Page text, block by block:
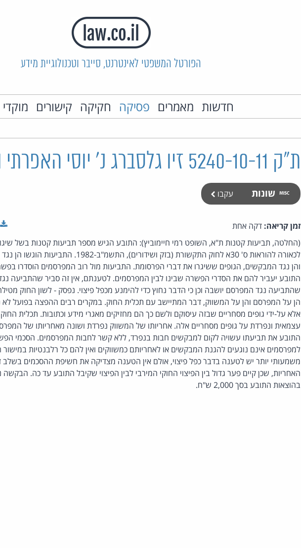
הפורטל המשפטי לאינטרנט, סייבר וטכנולוגיית מידע
חדשות מאמרים פסיקה חקיקה קישורים
ת"ק 5240-10-11 זיו גלסברג נ' יוסי האפרתי ואח'
שונות עקבו
זמן קריאה: דקה אחת
(החלטה, תביעות קטנות ת"א, השופט רמי חיימוביץ): התובע הגיש מספר תביעות קטנות בשל
לכאורה להוראות ס' 30א לחוק התקשורת (בזק ושידורים),
והן נגד המבקשים, הגופים ששיגרו את דברי הפרסומת. התביעות מול רוב המפרסמים הוסדרו
התובע יעביר להם את הסדרי הפשרה שבינו לבין המפרסמים. לטענתם, אין זה סביר שהתביעה
שהתביעה נגד המפרסם יושבה וכן כי הדבר נחוץ כדי להימנע מכפל פיצוי. נפסק - לשון החוק
הן על המפרסם והן על המשווק, דבר המתיישב עם תכלית החוק. במקרים רבים ההפצה בפועל
אלא על-ידי גופים מסחריים שבזה עיסוקם ולשם כך הם מחזיקים מאגרי מידע וכתובות. תכלית
עצמאית ונפרדת על גופים מסחריים אלה. אחריותו של המשווק נפרדת ושונה מאחריותו של
התובע את תביעתו עשויה לקום למבקשים חבות בנפרד, ללא קשר לחבות המפרסמים. הסכמי
למפרסמים אינם נוגעים להגנת המבקשים או לאחריותם כמשווקים ואין להם כל רלבנטיות
משמעותי יותר יש לטענה בדבר כפל פיצוי, אולם אין הטענה מצדיקה את חשיפת ההסכמים
האחריות, שכן קיים פער גדול בין הפיצוי החוקי המירבי לבין הפיצוי שקיבל התובע עד כה.
בהוצאות התובע בסך 2,000 ש"ח.